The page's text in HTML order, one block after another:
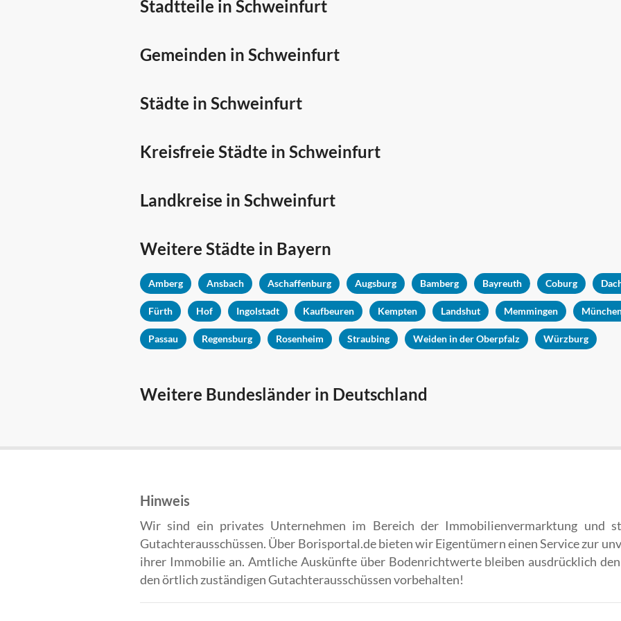
Stadtteile in Schweinfurt
Gemeinden in Schweinfurt
Städte in Schweinfurt
Kreisfreie Städte in Schweinfurt
Landkreise in Schweinfurt
Weitere Städte in Bayern
Amberg Ansbach Aschaffenburg Augsburg Bamberg Bayreuth Coburg
Fürth Hof Ingolstadt Kaufbeuren Kempten Landshut Memmingen
Passau Regensburg Rosenheim Straubing Weiden in der Oberpfalz Würzburg
Weitere Bundesländer in Deutschland
Hinweis
Wir sind ein privates Unternehmen im Bereich der Immobilienvermarktung und
Gutachterausschüssen. Über Borisportal.de bieten wir Eigentümern einen Service zur
ihrer Immobilie an. Amtliche Auskünfte über Bodenrichtwerte bleiben ausdrücklich
den örtlich zuständigen Gutachterausschüssen vorbehalten!